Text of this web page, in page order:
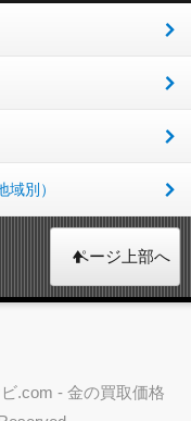
別）
ページ上部へ
.com - 金の買取価格